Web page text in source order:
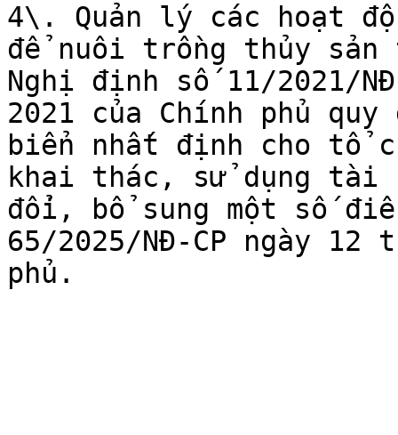
4\. Quản lý các hoạt
để nuôi trồng thủy
Nghị định số 11/2021/
2021 của Chính phủ
biển nhất định cho tổ
khai thác, sử dụng tài
đổi, bổ sung một số
65/2025/NĐ-CP ngày 12